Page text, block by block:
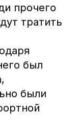
прочего
тратить
был
были